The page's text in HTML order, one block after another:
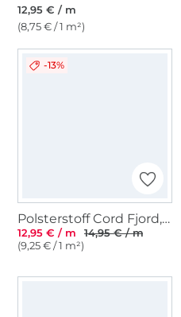
12,95 € / m
(8,75 € / 1 m²)
-13%
Polsterstoff Cord Fjord, blasspetrol
12,95 € / m
14,95 € / m
(9,25 € / 1 m²)